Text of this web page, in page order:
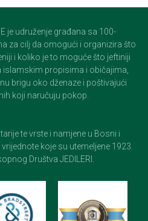
je udruženje građana sa 100-
za cilj da omogući i organizira što
i koliko je to moguće što jeftiniji
propisima i običajima,
brigu oko dženaze i poštivajući
koji naručuju pokop.
te vrste i namjene u Bosni i
koje su utemeljene 1923.
Društva JEDILERI.